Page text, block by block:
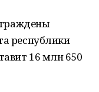
республики
16 млн 650